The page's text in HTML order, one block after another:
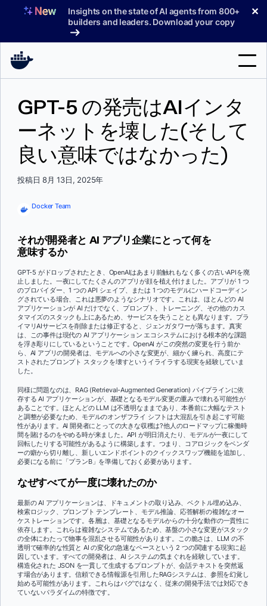
へ
Insights on the state of AI agents from 800+
builders and leaders. Download your copy
✕
サポート
索
サインイン
GPT-5 の発売はAIインタ
ーネットを壊した(そして
良い意味ではなかった)
投稿日 8月 13日, 2025年
Docker Team
それが開発者と AI アプリ企業にとって何を
意味するか
GPT-5 がドロップされたとき、OpenAIはあまり前触れもなく多くの古いAPIを廃
止しました。一夜にしてたくさんのアプリが顔を植え付けました。アプリが 1 つ
のプロバイダー、1 つの API シェイプ、または 1 つのモデルにハードコーディン
グされている場合、これは悪夢のようなシナリオです。これは、ほとんどの AI
アプリケーションが AI だけでなく、プロンプト、トレーニング、その他のカス
タマイズのスタックも上にあるため、サービスを失うこととも異なります。プラ
イマリAIサービスを削除または修正すると、ジェンガタワーが落ちます。真実
は、この事件は現代の AI アプリケーション エコシステムにおける根本的な課題
を浮き彫りにしているということです。OpenAI がこの突然の変更を行う前か
ら、AI アプリの開発者は、モデルへの小さな変更が、細かく練られ、高度にテ
ストされたプロンプト スタックを壊すというイライラする現実を経験していま
した。
同様に問題なのは、RAG (Retrieval-Augmented Generation) パイプラインに依
存する AI アプリケーションが、基礎となるモデル変更の重みで壊れる可能性が
あることです。ほとんどの LLM は不透明なままであり、本番前に大幅なテスト
と調整が必要なため、モデルのオンザフライ シフトは大混乱を引き起こす可能
性があります。AI 開発者にとっての大きな収穫は?他人のロードマップに稼働時
間を賭けるのをやめる時が来ました。API が明日消えたり、モデルが一夜にして
回転したりする可能性があるように構築します。つまり、コアロジックをベンダ
ーの癖から切り離し、新しいエンドポイントのクイックスワップ機能を追加し、
必要になる前に「プランB」を準備しておく必要があります。
なぜすべてが一度に壊れたのか
最新の AI アプリケーションは、ドキュメントの取り込み、ベクトル埋め込み、
検索ロジック、プロンプト テンプレート、モデル推論、応答解析の複雑なオー
ケストレーションです。各層は、基礎となるモデルからの十分な動作の一貫性に
依存します。これらは複雑なシステムであるため、基盤の小さな変更がスタック
の全体にわたって物事を混乱させる可能性があります。この脆さは、LLM の不
透明で確率的な性質と AI の変化の急速なペースという 2 つの関連する現実に起
因しています。すべての開発者は、AI システムの気まぐれを経験しています。
構造化された JSON を一貫して生成するプロンプトが、会話テキストを突然返
す場合があります。信頼できる情報源を引用したRAGシステムは、参照を幻覚し
始める可能性があります。これらはバグではなく、従来の開発手法では対応でき
ていないパラダイムの特徴です。